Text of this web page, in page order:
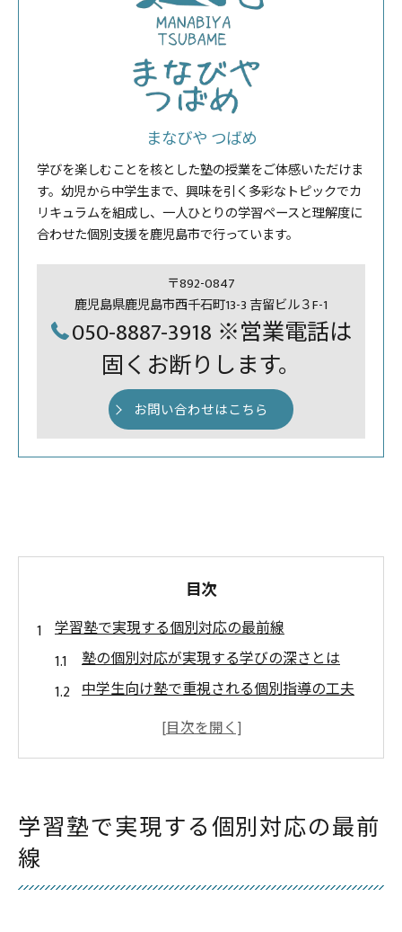
まなびや つばめ
学びを楽しむことを核とした塾の授業をご体感いただけま
す。幼児から中学生まで、興味を引く多彩なトピックでカ
リキュラムを組成し、一人ひとりの学習ペースと理解度に
合わせた個別支援を鹿児島市で行っています。
〒892-0847
鹿児島県鹿児島市西千石町13-3 吉留ビル３F-1
050-8887-3918 ※営業電話は
固くお断りします。
お問い合わせはこちら
目次
学習塾で実現する個別対応の最前線
塾の個別対応が実現する学びの深さとは
中学生向け塾で重視される個別指導の工夫
塾が一人ひとりに合わせる指導方法の実際
鹿児島市の塾で体験できる個別対応の進化
学習塾で実現する個別対応の最前
線